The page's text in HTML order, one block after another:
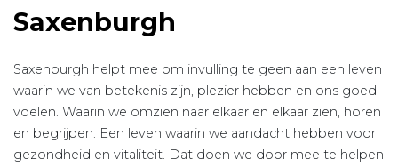
Saxenburgh
Saxenburgh helpt mee om invulling te geen aan een leven
waarin we van betekenis zijn, plezier hebben en ons goed
voelen. Waarin we omzien naar elkaar en elkaar zien, horen
en begrijpen. Een leven waarin we aandacht hebben voor
gezondheid en vitaliteit. Dat doen we door mee te helpen